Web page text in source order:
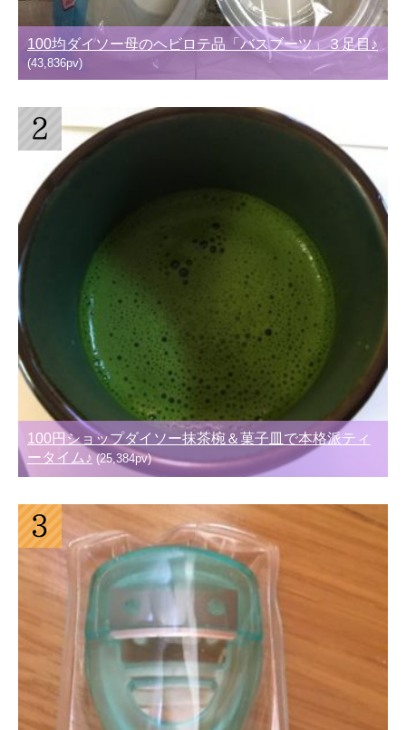
100均ダイソー母のヘビロテ品「バスブーツ」３足目♪
(43,836pv)
100円ショップダイソー抹茶椀＆菓子皿で本格派ティ
ータイム♪ (25,384pv)